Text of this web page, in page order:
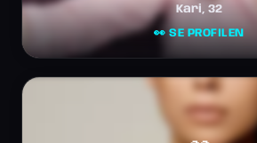
Kari, 32
👀 SE PROFILEN